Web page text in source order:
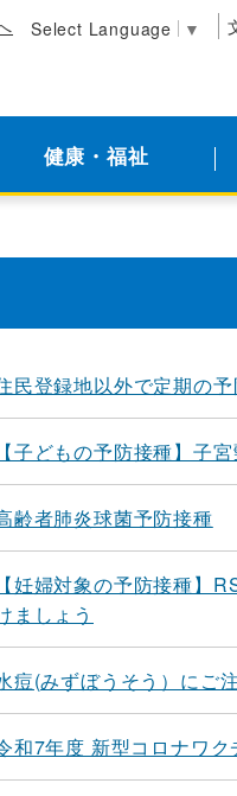
Select Language ▼
健康・福祉
民登録地以外で定期の
【子どもの予防接種】子
齢者肺炎球菌予防接種
【妊婦対象の予防接種】
ましょう
痘(みずぼうそう）にご
和7年度 新型コロナワク